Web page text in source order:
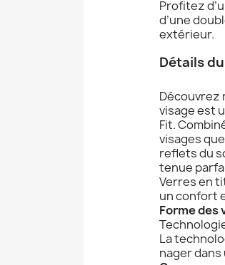
Profitez
d’une
extérieur.
Détails
Découvrez
visage est
Fit.
visages
reflets du
tenue
Verres en
un confort
Forme des
La
nager